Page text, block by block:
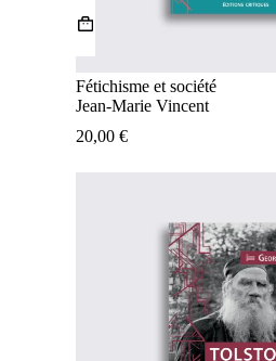
Fétichisme et société
Jean-Marie Vincent
20,00 €